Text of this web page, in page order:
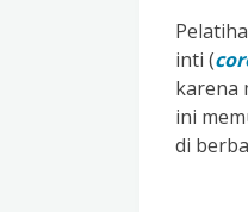
inti (
karena
ini
di